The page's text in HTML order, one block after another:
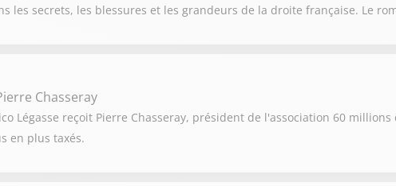
les secrets, les blessures et les grandeurs de la droite française. Le
Chasseray
Légasse reçoit Pierre Chasseray, président de l'association 60
en plus taxés.